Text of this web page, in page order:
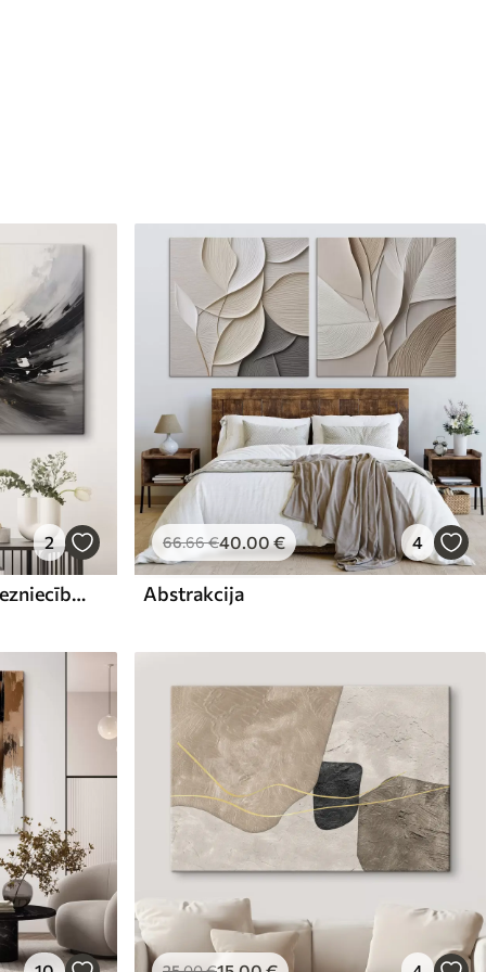
2
Abstrakta kompozīcija, glezniecības imitācija
66.66€40.00€ 4
Abstrakcija